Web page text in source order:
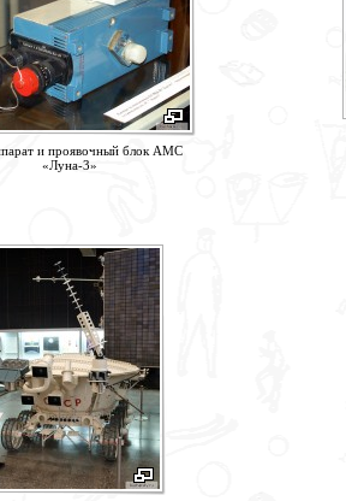
и проявочный блок АМС
«Луна-3»